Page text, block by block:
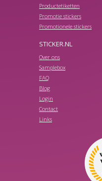
Productetiketten
Promotie stickers
Promotionele stickers
STICKER.NL
Over ons
Samplebox
FAQ
Blog
Login
Contact
Links